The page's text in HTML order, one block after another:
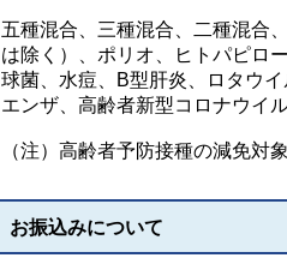
五種混合、三種混合、二種混合
は除く）、ポリオ、ヒトパピロ
球菌、水痘、B型肝炎、ロタウ
エンザ、高齢者新型コロナウイ
（注）高齢者予防接種の減免対
お振込みについて